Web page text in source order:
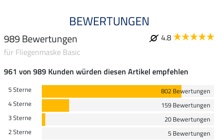
BEWERTUNGEN
989 Bewertungen
4.8
für Fliegenmaske Basic
961 von 989 Kunden würden diesen Artikel empfehlen
5 Sterne
802 Bewertungen
4 Sterne
159 Bewertungen
3 Sterne
20 Bewertungen
2 Sterne
5 Bewertungen